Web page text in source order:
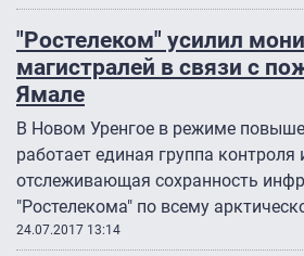
"Ростелеком" усилил
магистралей в связи с
Ямале
В Новом Уренгое в режиме
работает единая группа контроля
отслеживающая сохранность
"Ростелекома" по всему
24.07.2017 13:14